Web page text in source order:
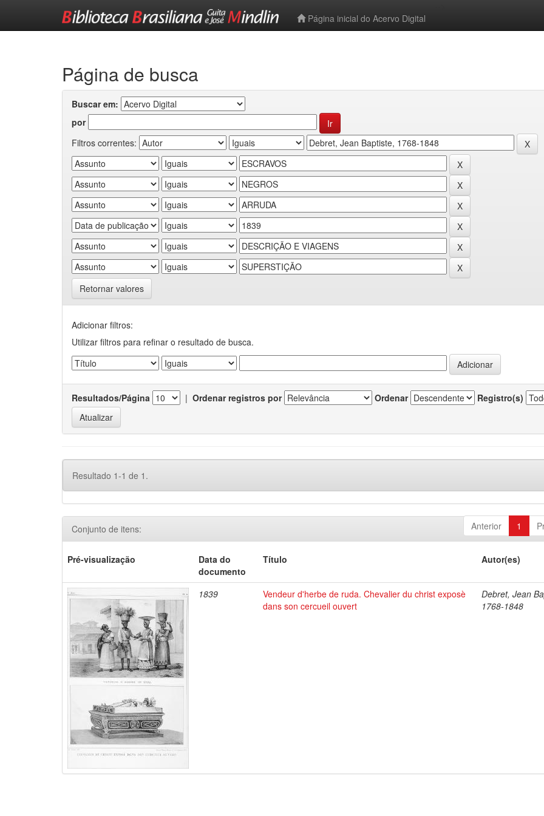
Página inicial do Acervo Digital
Página de busca
Buscar em:
por
Filtros correntes:
Retornar valores
Adicionar filtros:
Utilizar filtros para refinar o resultado de busca.
Resultados/Página | Ordenar registros por Ordenar Registro(s)
Resultado 1-1 de 1.
Anterior 1
Conjunto de itens:
Pré-visualização
Data do
documento
Título Autor(es)
1839
Vendeur d'herbe de ruda. Chevalier du christ exposè
dans son cercueil ouvert
Debret, Jean
1768-1848